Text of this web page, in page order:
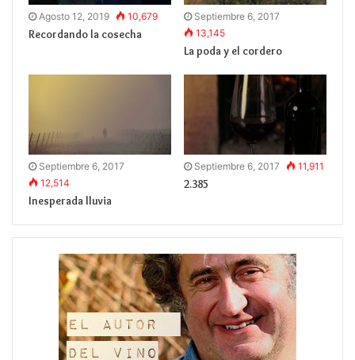
Agosto 12, 2019 10,679
Recordando la cosecha
Septiembre 6, 2017
13,145
La poda y el cordero
Septiembre 6, 2017
12,514
Inesperada lluvia
Septiembre 6, 2017 11,911
2.385